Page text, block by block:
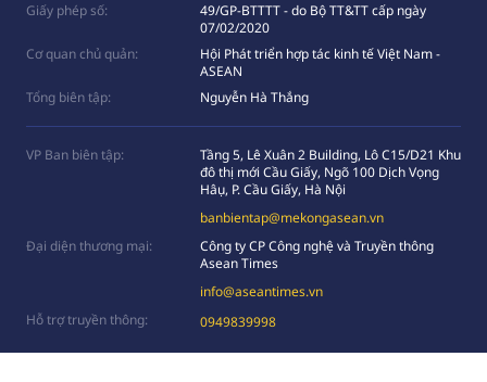
Giấy phép số:
49/GP-BTTTT - do Bộ TT&TT cấp ngày
07/02/2020
Cơ quan chủ quản:
Hội Phát triển hợp tác kinh tế Việt Nam -
ASEAN
Tổng biên tập:
Nguyễn Hà Thắng
VP Ban biên tập:
Tầng 5, Lê Xuân 2 Building, Lô C15/D21 Khu
đô thị mới Cầu Giấy, Ngõ 100 Dịch Vọng
Hâụ, P. Cầu Giấy, Hà Nội
banbientap@mekongasean.vn
Đại diện thương mại:
Công ty CP Công nghệ và Truyền thông
Asean Times
info@aseantimes.vn
Hỗ trợ truyền thông:
0949839998